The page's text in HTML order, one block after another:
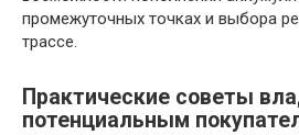
промежуточных точках и выбора
трассе.
Практические советы
потенциальным